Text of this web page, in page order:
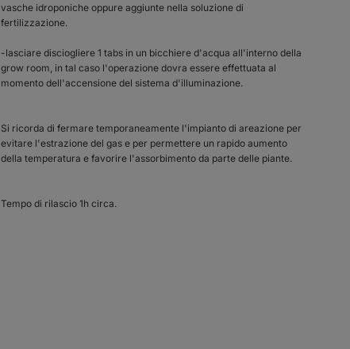
vasche idroponiche oppure aggiunte nella soluzione di
fertilizzazione.
-lasciare disciogliere 1 tabs in un bicchiere d'acqua all'interno della
grow room, in tal caso l'operazione dovra essere effettuata al
momento dell'accensione del sistema d'illuminazione.
Si ricorda di fermare temporaneamente l'impianto di areazione per
evitare l'estrazione del gas e per permettere un rapido aumento
della temperatura e favorire l'assorbimento da parte delle piante.
Tempo di rilascio 1h circa.